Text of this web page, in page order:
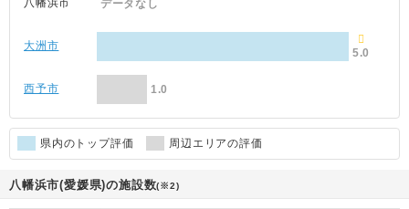
八幡浜市 データなし
大洲市
5.0
西予市 1.0
県内のトップ評価 周辺エリアの評価
八幡浜市(愛媛県)の施設数(※2)